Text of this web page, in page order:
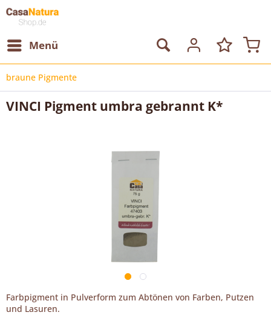
Menü
braune Pigmente
VINCI Pigment umbra gebrannt K*
Farbpigment in Pulverform zum Abtönen von Farben, Putzen
und Lasuren.